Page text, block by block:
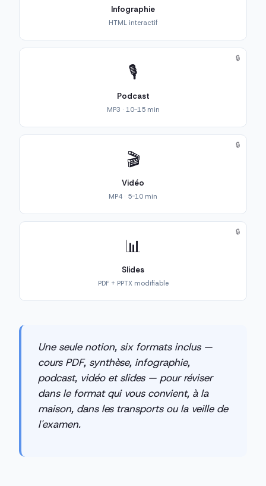
Infographie
HTML interactif
🎙️
Podcast
MP3 · 10-15 min
🔒
🎬
Vidéo
MP4 · 5-10 min
🔒
📊
Slides
PDF + PPTX modifiable
🔒
Une seule notion, six formats inclus —
cours PDF, synthèse, infographie,
podcast, vidéo et slides — pour réviser
dans le format qui vous convient, à la
maison, dans les transports ou la veille de
l'examen.